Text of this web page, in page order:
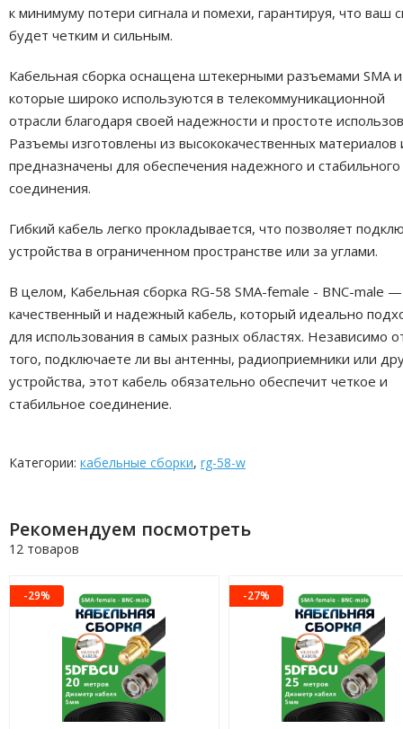
к минимуму потери сигнала и помехи, гарантируя, что ваш
будет четким и сильным.
Кабельная сборка оснащена штекерными разъемами SMA и
которые широко используются в телекоммуникационной
отрасли благодаря своей надежности и простоте
Разъемы изготовлены из высококачественных материалов
предназначены для обеспечения надежного и стабильного
соединения.
Гибкий кабель легко прокладывается, что позволяет
устройства в ограниченном пространстве или за углами.
В целом, Кабельная сборка RG-58 SMA-female - BNC-male
качественный и надежный кабель, который идеально
для использования в самых разных областях. Независимо
того, подключаете ли вы антенны, радиоприемники или
устройства, этот кабель обязательно обеспечит четкое и
стабильное соединение.
Категории: кабельные сборки, rg-58-w
Рекомендуем посмотреть
12 товаров
-29% -27%